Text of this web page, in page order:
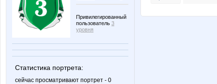
Привилегированный
пользователь 3
уровня
Статистика портрета:
сейчас просматривают портрет - 0